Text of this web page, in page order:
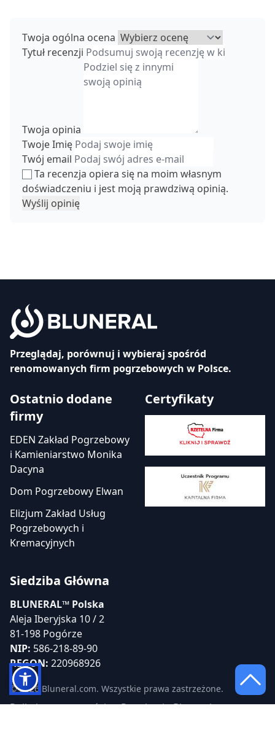
Twoja ogólna ocena
Tytuł recenzji
Twoja opinia
Twoje Imię
Twój email
Ta recenzja opiera się na moim własnym
doświadczeniu i jest moją prawdziwą opinią.
Wyślij opinię
Przeglądaj, porównuj i wybieraj spośród
renomowanych firm pogrzebowych w Polsce.
Ostatnio dodane
firmy
EDEN Zakład Pogrzebowy
i Kamieniarstwo Monika
Dacyna
Dom Pogrzebowy Elwan
Elizjum Zakład Usług
Pogrzebowych i
Kremacyjnych
Certyfikaty
Siedziba Główna
BLUNERAL™ Polska
Aleja Iberyjska 10 / 2
81-198 Pogórze
NIP: 586-218-89-90
REGON: 220968926
© 2026 Bluneral.com. Wszystkie prawa zastrzeżone.
Polityka prywatności Regulamin Bluneral